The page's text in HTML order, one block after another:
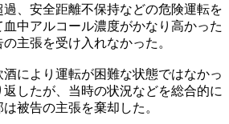
、安全距離不保持などの危険運転を
中アルコール濃度がかなり高かった
主張を受け入れなかった。
により運転が困難な状態ではなかっ
したが、当時の状況などを総合的に
被告の主張を棄却した。